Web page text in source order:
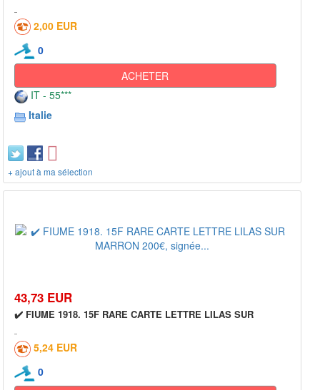
2,00 EUR
0
ACHETER
IT - 55***
Italie
+ ajout à ma sélection
43,73 EUR
✔️ FIUME 1918. 15F RARE CARTE LETTRE LILAS SUR
5,24 EUR
0